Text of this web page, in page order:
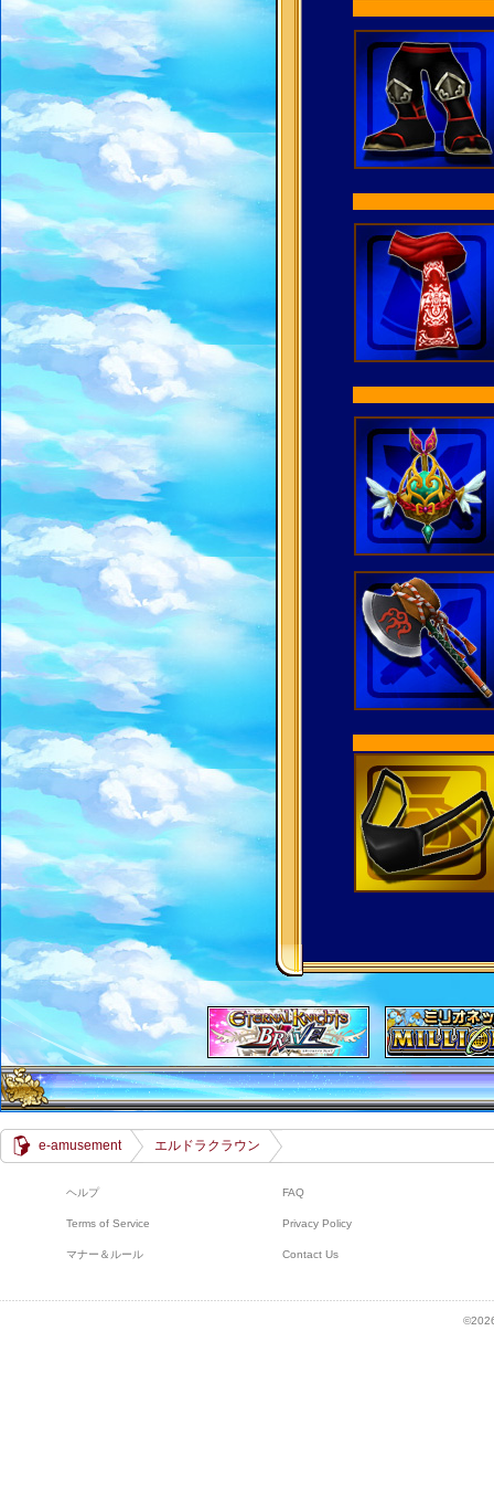
e-amusement エルドラクラウン
ヘルプ FAQ
Terms of Service Privacy Policy
マナー＆ルール Contact Us